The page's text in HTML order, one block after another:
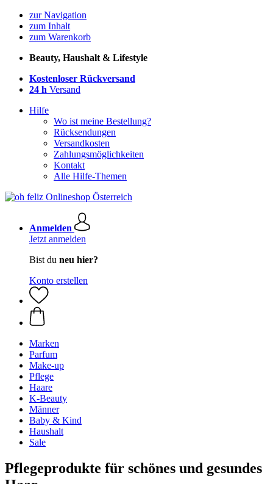
zur Navigation
zum Inhalt
zum Warenkorb
Beauty, Haushalt & Lifestyle
Kostenloser Rückversand
24 h Versand
Hilfe
Wo ist meine Bestellung?
Rücksendungen
Versandkosten
Zahlungsmöglichkeiten
Kontakt
Alle Hilfe-Themen
Anmelden
Jetzt anmelden
Bist du neu hier?
Konto erstellen
Marken
Parfum
Make-up
Pflege
Haare
K-Beauty
Männer
Baby & Kind
Haushalt
Sale
Pflegeprodukte für schönes und gesundes